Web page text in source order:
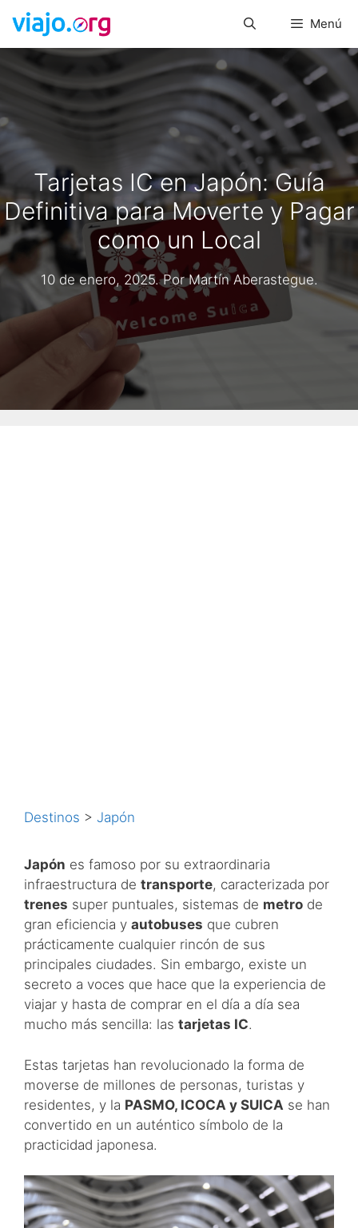
Saltar
contenido
Menú
Tarjetas IC en Japón: Guía
Definitiva para Moverte y Pagar
como un Local
10 de enero, 2025. PorMartín Aberastegue.
Destinos > Japón
Japón es famoso por su extraordinaria
infraestructura de transporte, caracterizada por
trenes super puntuales, sistemas de metro de
gran eficiencia y autobuses que cubren
prácticamente cualquier rincón de sus
principales ciudades. Sin embargo, existe un
secreto a voces que hace que la experiencia de
viajar y hasta de comprar en el día a día sea
mucho más sencilla: las tarjetas IC.
Estas tarjetas han revolucionado la forma de
moverse de millones de personas, turistas y
residentes, y la PASMO, ICOCA y SUICA se han
convertido en un auténtico símbolo de la
practicidad japonesa.